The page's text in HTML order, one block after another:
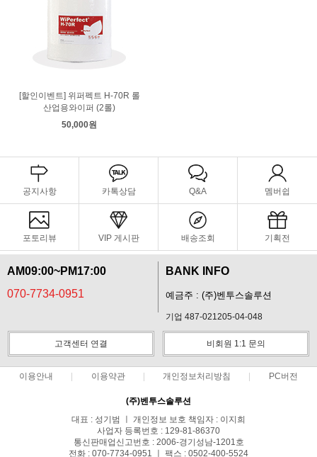
[할인이벤트] 위퍼펙트 H-70R 롤
산업용와이퍼 (2롤)
50,000원
공지사항 카톡상담 Q&A 멤버쉽
포토리뷰 VIP 게시판 배송조회 기획전
AM09:00~PM17:00
070-7734-0951
BANK INFO
예금주 : (주)벤투스솔루션
기업 487-021205-04-048
고객센터 연결 비회원 1:1 문의
이용안내 이용약관 개인정보처리방침 PC버전
(주)벤투스솔루션
대표 : 성기범 ㅣ 개인정보 보호 책임자 : 이지희
사업자 등록번호 : 129-81-86370
통신판매업신고번호 : 2006-경기성남-1201호
전화 : 070-7734-0951 ㅣ 팩스 : 0502-400-5524